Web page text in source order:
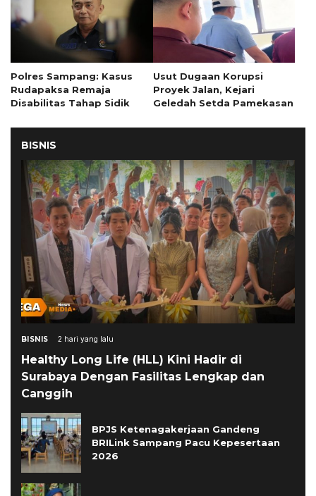
Polres Sampang: Kasus
Rudapaksa Remaja
Disabilitas Tahap Sidik
Usut Dugaan Korupsi
Proyek Jalan, Kejari
Geledah Setda Pamekasan
BISNIS
BISNIS 2 hari yang lalu
Healthy Long Life (HLL) Kini Hadir di
Surabaya Dengan Fasilitas Lengkap dan
Canggih
BPJS Ketenagakerjaan Gandeng
BRILink Sampang Pacu Kepesertaan
2026